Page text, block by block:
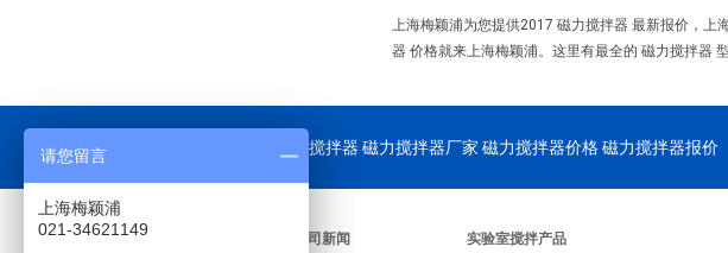
上海梅颖浦为您提供2017 磁力搅拌器 最新报价，上
器 价格就来上海梅颖浦。这里有最全的 磁力搅拌器
公司重点供应： 磁力搅拌器 磁力搅拌器厂家 磁力搅拌器价格 磁力搅拌器报价
关于我们 公司新闻 实验室搅拌产品
请您留言
上海梅颖浦
021-34621149